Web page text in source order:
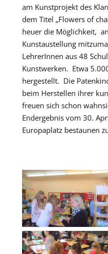
am Kunstprojekt des
dem Titel „Flowers of
heuer die Möglichkeit,
Kunstaustellung
LehrerInnen aus 48
Kunstwerken. Etwa
hergestellt. Die
beim Herstellen ihrer
freuen sich schon
Endergebnis vom 30.
Europaplatz bestaunen